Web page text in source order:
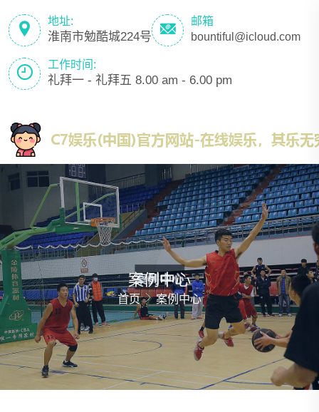
地址:
淮南市勉酷城224号
邮箱
bountiful@icloud.com
工作时间:
礼拜一 - 礼拜五 8.00 am - 6.00 pm
案例中心
首页 案例中心